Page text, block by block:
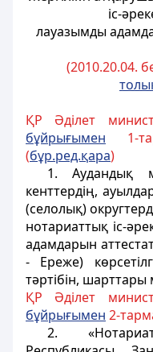
іс-
лауазымды
(2010.20.04.
ҚР Әділет
бұйрығымен 1-
(бұр.ред.қара)
1. Аудандық
кенттердің,
(селолық)
нотариаттық іс-
адамдарын
- Ереже)
тәртібін, шарттары
ҚР Әділет
бұйрығымен 2-
2.